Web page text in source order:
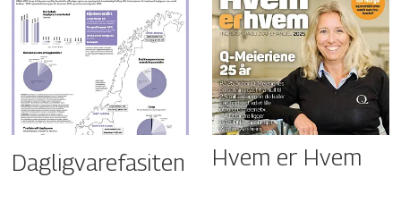
Dagligvarefasiten Hvem er Hvem